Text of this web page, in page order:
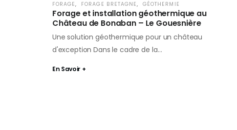
FORAGE, FORAGE BRETAGNE, GÉOTHERMIE
Forage et installation géothermique au
Château de Bonaban – Le Gouesnière
Une solution géothermique pour un château
d'exception Dans le cadre de la…
En Savoir +